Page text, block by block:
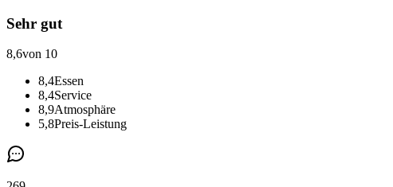
Sehr gut
8,6von 10
8,4Essen
8,4Service
8,9Atmosphäre
5,8Preis-Leistung